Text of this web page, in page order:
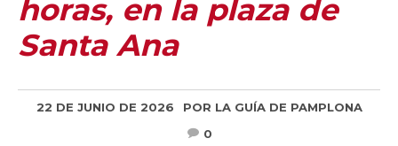
horas, en la plaza de
Santa Ana
22 DE JUNIO DE 2026 POR LA GUÍA DE PAMPLONA
0